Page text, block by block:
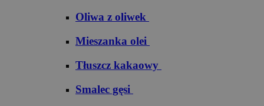
Oliwa z oliwek
Mieszanka olei
Tłuszcz kakaowy
Smalec gęsi